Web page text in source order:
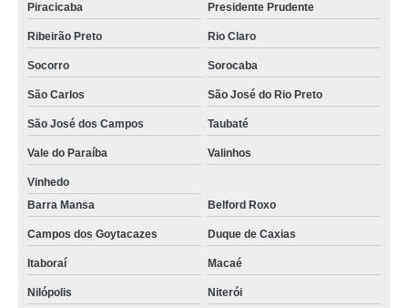
Piracicaba Presidente Prudente
Ribeirão Preto Rio Claro
Socorro Sorocaba
São Carlos São José do Rio Preto
São José dos Campos Taubaté
Vale do Paraíba Valinhos
Vinhedo
Barra Mansa
Belford Roxo
Campos dos Goytacazes Duque de Caxias
Itaboraí Macaé
Nilópolis Niterói